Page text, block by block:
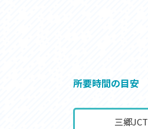
所要時間の目安
三郷JCT